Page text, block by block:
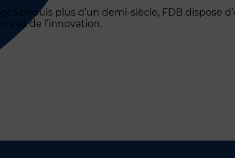
depuis plus d’un demi-siècle, FDB
et de l’innovation.